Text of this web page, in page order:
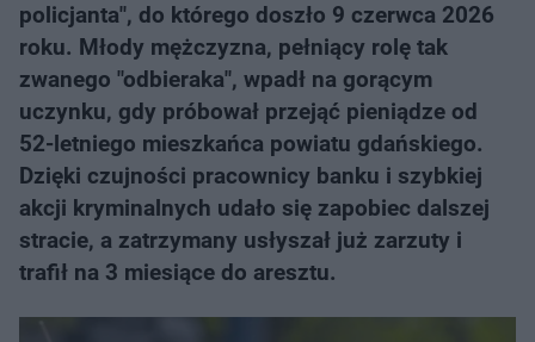
policjanta", do którego doszło 9 czerwca 2026
roku. Młody mężczyzna, pełniący rolę tak
zwanego "odbieraka", wpadł na gorącym
uczynku, gdy próbował przejąć pieniądze od
52-letniego mieszkańca powiatu gdańskiego.
Dzięki czujności pracownicy banku i szybkiej
akcji kryminalnych udało się zapobiec dalszej
stracie, a zatrzymany usłyszał już zarzuty i
trafił na 3 miesiące do aresztu.